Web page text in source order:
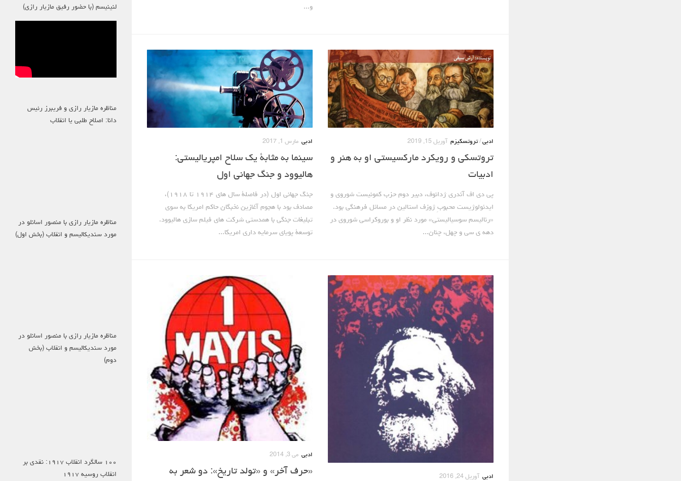
و...
ادبی /تروتسکیزم آوریل 15, 2019
تروتسکی و رویکرد مارکسیستی او به هنر و
ادبیات
پی دی اف آندری ژدانوف، دبیر دوم حزب کمونیست شوروی و
ایدئولوژیست محبوبِ ژوزف استالین در مسائل فرهنگی بود.
«رئالیسم سوسیالیستی» مورد نظر او و بوروکراسی شوروی در
دهه ی سی و چهل، چنان...
ادبی مارس 1, 2017
سینما به مثابۀ یک سلاح امپریالیستی:
هالیوود و جنگ جهانی اول
جنگ جهانی اول (در فاصلۀ سال های ۱۹۱۴ تا ۱۹۱۸)،
مصادف بود با هجوم آغازین نخبگان حاکم امریکا به سوی
تبلیغات جنگی با همدستی شرکت های فیلم سازی هالیوود.
توسعۀ پویای سرمایه داری امریکا...
ادبی آوریل 24, 2016
ادبی می 3, 2014
«حرف آخر» و «تولد تاریخ»: دو شعر به
لنینیسم (با حضور رفیق مازیار رازی)
مناظره مازیار رازی و فریبرز رئیس
دانا: اصلاح طلبی یا انقلاب
مناظره مازیار رازی با منصور اسانلو در
مورد سندیکالیسم و انقلاب (بخش اول)
مناظره مازیار رازی با منصور اسانلو در
مورد سندیکالیسم و انقلاب (بخش
دوم)
۱۰۰ سالگرد انقلاب ۱۹۱۷: نقدی بر
انقلاب روسیه ۱۹۱۷